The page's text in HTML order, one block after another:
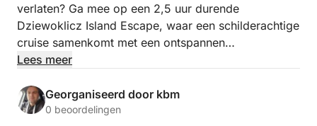
verlaten? Ga mee op een 2,5 uur durende
Dziewoklicz Island Escape, waar een schilderachtige
cruise samenkomt met een ontspannen
strandpicknick – de perfecte manier om te
komen met de natuur.
Lees meer
Georganiseerd door kbm
0 beoordelingen